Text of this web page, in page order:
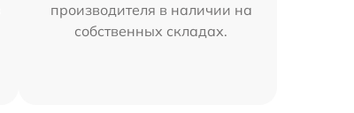
производителя в наличии на
собственных складах.